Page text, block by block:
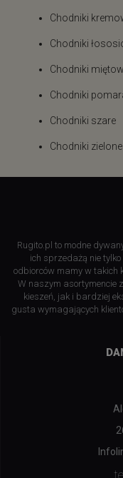
Chodniki
Chodniki
Chodniki
Chodniki
Chodniki szare
Chodniki zielone
Rugito.pl to modne
ich sprzedażą nie
odbiorców mamy w takich
W naszym asortymencie
kieszeń, jak i bardziej
gusta wymagających
tel.